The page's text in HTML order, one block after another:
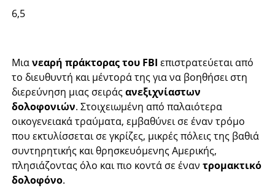
6,5
Μιανεαρή πράκτορας του FBI επιστρατεύεται από
το διευθυντή και μέντορά της για να βοηθήσει στη
διερεύνηση μιας σειράςανεξιχνίαστων
δολοφονιών. Στοιχειωμένη από παλαιότερα
οικογενειακά τραύματα, εμβαθύνει σε έναν τρόμο
που εκτυλίσσεται σε γκρίζες, μικρές πόλεις της βαθιά
συντηρητικής και θρησκευόμενης Αμερικής,
πλησιάζοντας όλο και πιο κοντά σε έναντρομακτικό
δολοφόνο.